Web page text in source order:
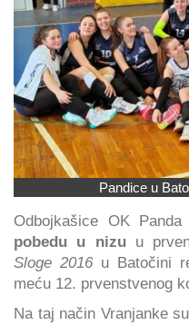
Pandice u
Odbojkašice OK
pobedu u nizuu
Sloge 2016u Batočini
meću 12. prvenstvenog
Na taj način Vranjanke